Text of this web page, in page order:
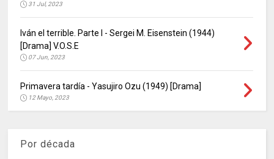
31 Jul, 2023
Iván el terrible. Parte I - Sergei M. Eisenstein (1944)
[Drama] V.O.S.E
07 Jun, 2023
Primavera tardía - Yasujiro Ozu (1949) [Drama]
12 Mayo, 2023
Por década